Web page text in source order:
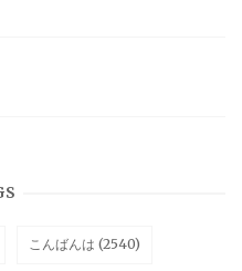
こんばんは (2540)